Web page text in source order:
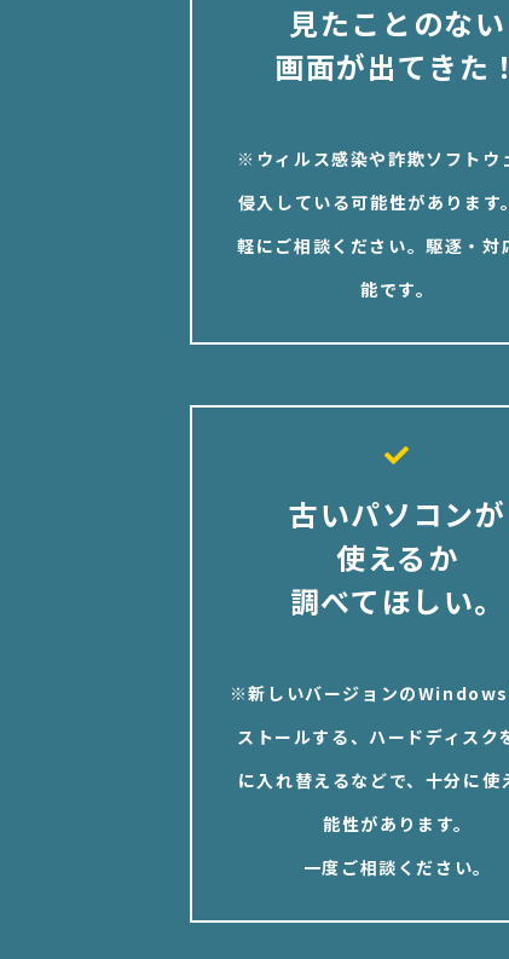
見たことのない
画面が出てきた！
※ウィルス感染や詐欺ソフトウ
侵入している可能性があります
軽にご相談ください。駆逐・対
能です。
古いパソコンが
使えるか
調べてほしい。
※新しいバージョンのWindows
ストールする、ハードディスク
に入れ替えるなどで、十分に使
能性があります。
一度ご相談ください。